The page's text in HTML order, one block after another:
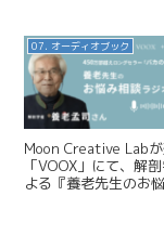
07. オーディオブック
Moon Creative Lab
「VOOX」にて、解
よる『養老先生のお